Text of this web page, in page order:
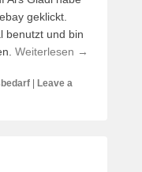
geklickt.
benutzt und bin
Weiterlesen →
Leave a